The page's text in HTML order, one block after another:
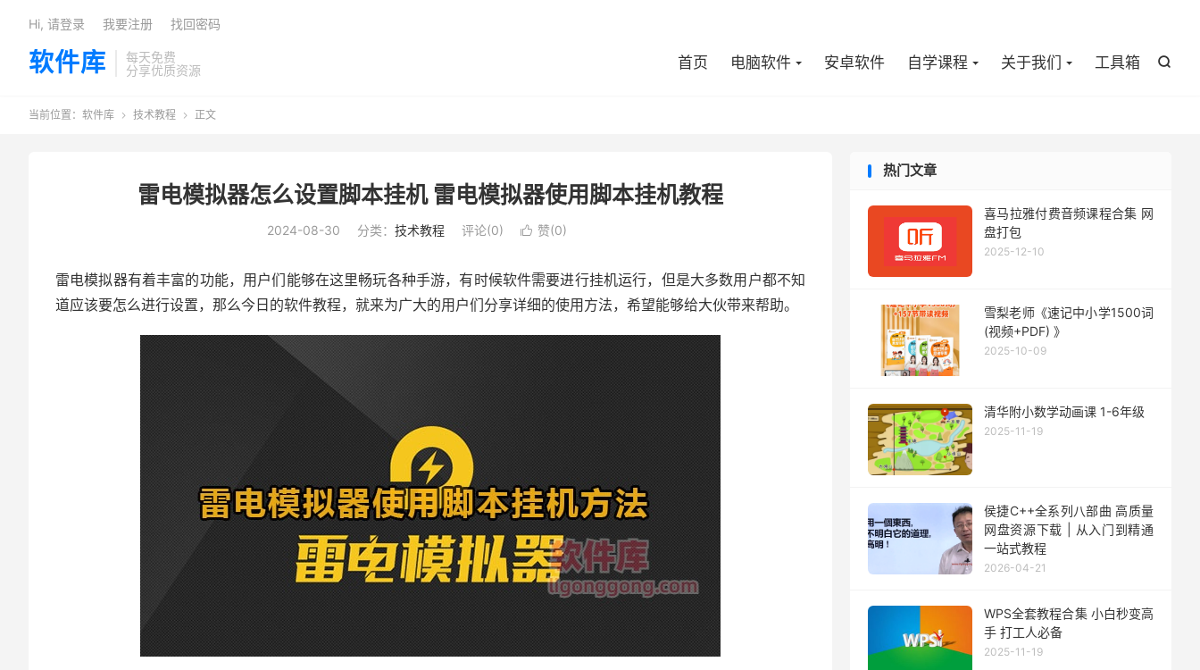
软件库
每天免费
分享优质资源

首页 电脑软件 安卓软件 自学课程 关于我们 工具箱
Hi, 请登录 我要注册 找回密码
当前位置： 软件库  技术教程  正文
雷电模拟器怎么设置脚本挂机 雷电模拟器使用脚本挂机教程
2024-08-30 分类： 技术教程 评论(0)  赞(0)
雷电模拟器有着丰富的功能，用户们能够在这里畅玩各种手游，有时候软件需要进行挂机运行，但是大多数用户都不知
道应该要怎么进行设置，那么今日的软件教程，就来为广大的用户们分享详细的使用方法，希望能够给大伙带来帮助。
热门文章
喜马拉雅付费音频课程合集 网
盘打包
2025-12-10
雪梨老师《速记中小学1500词
(视频+PDF) 》
2025-10-09
清华附小数学动画课 1-6年级
2025-11-19
侯捷C++全系列八部曲 高质量
网盘资源下载 | 从入门到精通
一站式教程
2026-04-21
WPS全套教程合集 小白秒变高
手 打工人必备
2025-11-19